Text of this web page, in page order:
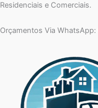
Residenciais e Comerciais.
Orçamentos Via WhatsApp: